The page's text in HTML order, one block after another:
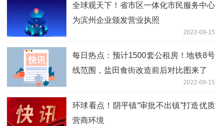
全球观天下！省市区一体化市民服务中心
为滨州企业颁发营业执照
2022-09-15
每日热点：预计1500套公租房！地铁8号
线范围，盐田食街改造前后对比图来了
2022-09-15
环球看点！阴平镇“审批不出镇”打造优质
营商环境